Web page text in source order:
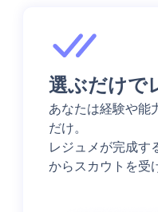
選ぶだけで
あなたは経験や能
だけ。
レジュメが完成す
からスカウトを受